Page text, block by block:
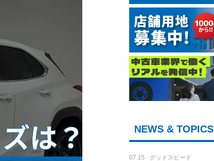
NEWS & TOPICS
07.15 グッドスピード